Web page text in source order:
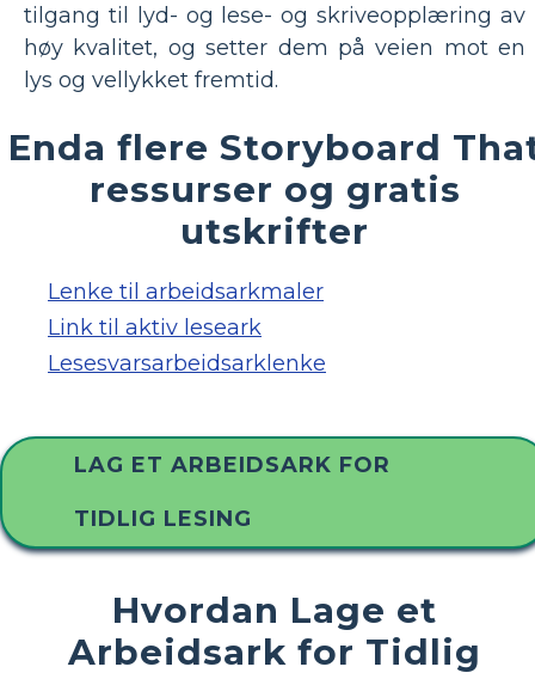
tilgang til lyd- og lese- og skriveopplæring av
høy kvalitet, og setter dem på veien mot en
lys og vellykket fremtid.
Enda flere Storyboard
ressurser og gratis
utskrifter
Lenke til arbeidsarkmaler
Link til aktiv leseark
Lesesvarsarbeidsarklenke
LAG ET ARBEIDSARK FOR
TIDLIG LESING
Hvordan Lage et
Arbeidsark for Tidlig